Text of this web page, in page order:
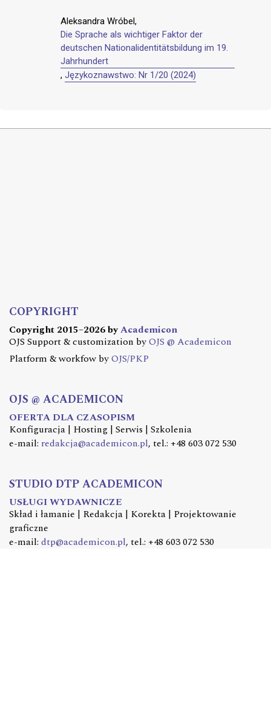
Aleksandra Wróbel,
Die Sprache als wichtiger Faktor der
deutschen Nationalidentitätsbildung im 19.
Jahrhundert
, Językoznawstwo: Nr 1/20 (2024)
COPYRIGHT
Copyright 2015–2026 byAcademicon
OJS Support & customization byOJS @ Academicon
Platform & workfow byOJS/PKP
OJS @ ACADEMICON
OFERTA DLA CZASOPISM
Konfiguracja | Hosting | Serwis | Szkolenia
e-mail: redakcja@academicon.pl, tel.: +48 603 072 530
STUDIO DTP ACADEMICON
USŁUGI WYDAWNICZE
Skład i łamanie | Redakcja | Korekta | Projektowanie
graficzne
e-mail: dtp@academicon.pl, tel.: +48 603 072 530